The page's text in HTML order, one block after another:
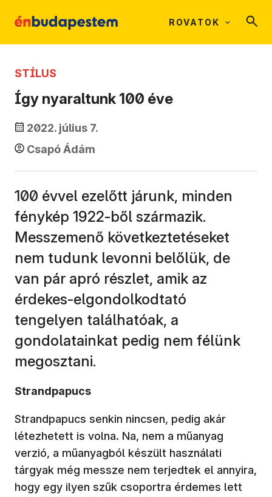
ROVATOK
STÍLUS
Így nyaraltunk 100 éve
2022. július 7.
Csapó Ádám
100 évvel ezelőtt járunk, minden
fénykép 1922-ből származik.
Messzemenő következtetéseket
nem tudunk levonni belőlük, de
van pár apró részlet, amik az
érdekes-elgondolkodtató
tengelyen találhatóak, a
gondolatainkat pedig nem félünk
megosztani.
Strandpapucs
Strandpapucs senkin nincsen, pedig akár
létezhetett is volna. Na, nem a műanyag
verzió, a műanyagból készült használati
tárgyak még messze nem terjedtek el annyira,
hogy egy ilyen szűk csoportra érdemes lett